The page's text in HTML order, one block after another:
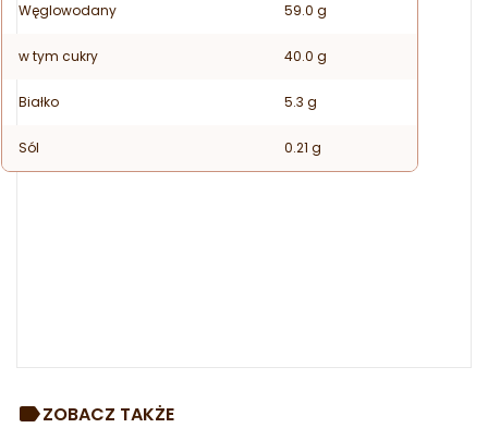
Węglowodany 59.0 g
w tym cukry 40.0 g
Białko 5.3 g
Sól 0.21 g
ZOBACZ TAKŻE